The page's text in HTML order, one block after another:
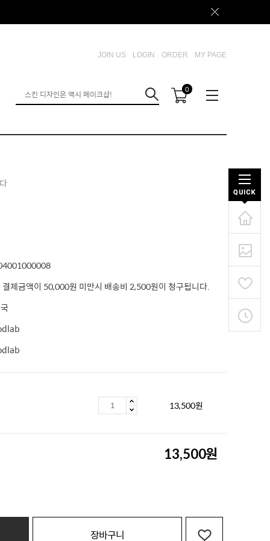
JOIN US LOGIN ORDER MY PAGE
0
결제금액이 50,000원 미만시 배송비 2,500원이 청구됩니다.
13,500원
13,500원
장바구니